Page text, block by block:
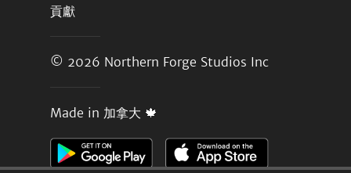
貢獻
© 2026 Northern Forge Studios Inc
Made in 加拿大 🍁